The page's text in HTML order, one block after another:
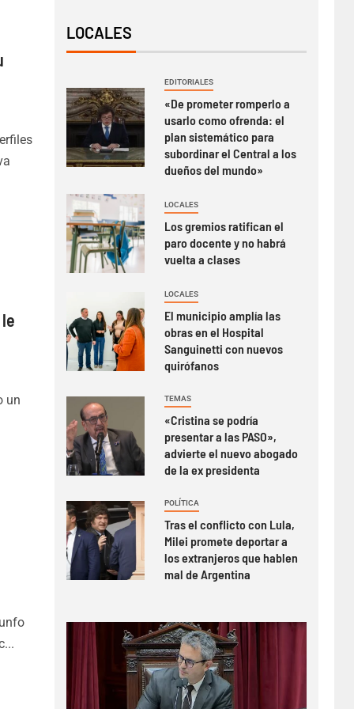
un
LOCALES
EDITORIALES
«De prometer romperlo a
usarlo como ofrenda: el
plan sistemático para
subordinar el Central a los
dueños del mundo»
LOCALES
Los gremios ratifican el
paro docente y no habrá
vuelta a clases
LOCALES
El municipio amplía las
obras en el Hospital
Sanguinetti con nuevos
quirófanos
TEMAS
«Cristina se podría
presentar a las PASO»,
advierte el nuevo abogado
de la ex presidenta
POLÍTICA
Tras el conflicto con Lula,
Milei promete deportar a
los extranjeros que hablen
mal de Argentina